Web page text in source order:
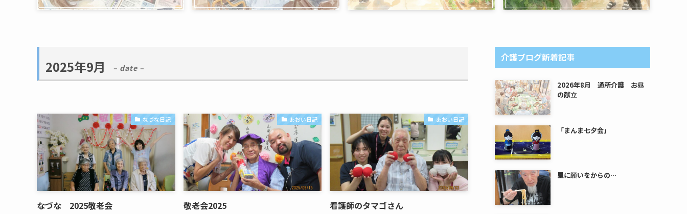
2025年9月 – date –
なづな日記
なづな 2025敬老会
あおい日記
敬老会2025
あおい日記
看護師のタマゴさん
介護ブログ新着記事
2026年8月 通所介護 お昼
の献立
「まんま七夕会」
星に願いをからの…